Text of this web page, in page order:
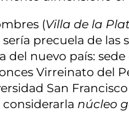
(Villa de la
precuela de las
nuevo país:
Virreinato del
San
núcleo